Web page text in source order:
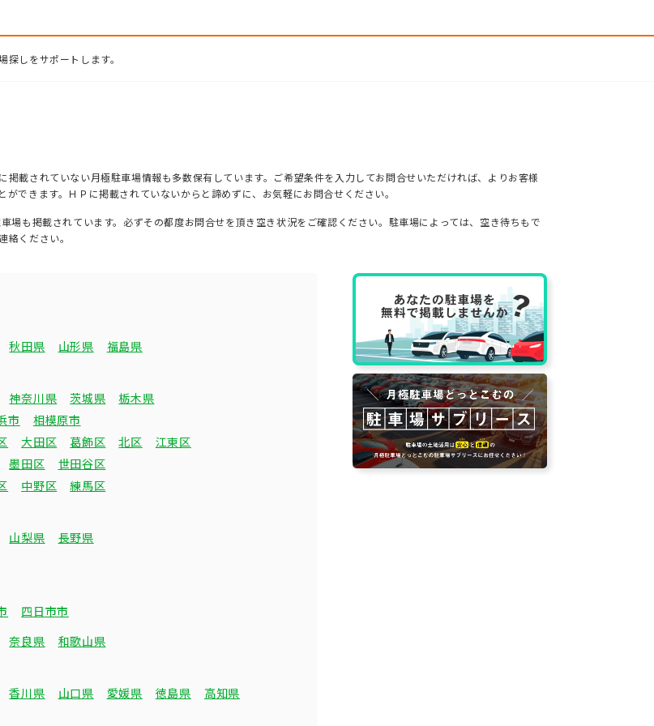
しをサポートします。
載されていない月極駐車場情報も多数保有しています。ご希望条件を入力してお問合せいただければ、よりお客様
できます。ＨＰに掲載されていないからと諦めずに、お気軽にお問合せください。
場も掲載されています。必ずその都度お問合せを頂き空き状況をご確認ください。駐車場によっては、空き待ちもで
ください。
秋田県 山形県
福島県
神奈川県 茨城県
栃木県
市
相模原市
大田区 葛飾区 北区
江東区
墨田区
世田谷区
中野区
練馬区
山梨県
長野県
四日市市
奈良県
和歌山県
香川県 山口県 愛媛県 徳島県
高知県